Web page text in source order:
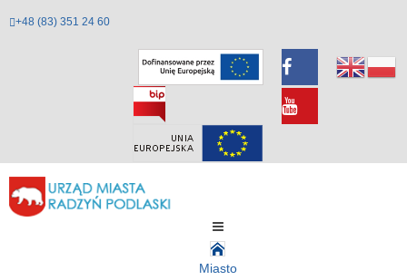
+48 (83) 351 24 60
Miasto